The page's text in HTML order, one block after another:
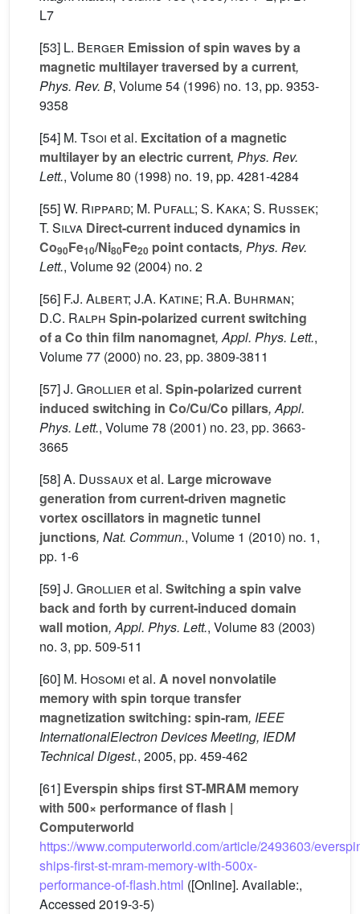
L7
[53] L. Berger Emission of spin waves by a
magnetic multilayer traversed by a current,
Phys. Rev. B, Volume 54 (1996) no. 13, pp. 9353-
9358
[54] M. Tsoi et al. Excitation of a magnetic
multilayer by an electric current, Phys. Rev.
Lett., Volume 80 (1998) no. 19, pp. 4281-4284
[55]W. Rippard; M. Pufall; S. Kaka; S. Russek;
T. Silva Direct-current induced dynamics in
Co90Fe10/Ni80Fe20 point contacts, Phys. Rev.
Lett., Volume 92 (2004) no. 2
[56] F.J. Albert; J.A. Katine; R.A. Buhrman;
D.C. Ralph Spin-polarized current switching
of a Co thin film nanomagnet, Appl. Phys. Lett.,
Volume 77 (2000) no. 23, pp. 3809-3811
[57]J. Grollier et al. Spin-polarized current
induced switching in Co/Cu/Co pillars, Appl.
Phys. Lett., Volume 78 (2001) no. 23, pp. 3663-
3665
[58]A. Dussauxet al. Large microwave
generation from current-driven magnetic
vortex oscillators in magnetic tunnel
junctions, Nat. Commun., Volume 1 (2010) no. 1,
pp. 1-6
[59]J. Grollier et al. Switching a spin valve
back and forth by current-induced domain
wall motion, Appl. Phys. Lett., Volume 83 (2003)
no. 3, pp. 509-511
[60] M. Hosomi et al. A novel nonvolatile
memory with spin torque transfer
magnetization switching: spin-ram, IEEE
InternationalElectron Devices Meeting, IEDM
Technical Digest., 2005, pp. 459-462
[61] Everspin ships first ST-MRAM memory
with 500× performance of flash |
Computerworld
https://www.computerworld.com/article/2493603/
ships-first-st-mram-memory-with-500x-
performance-of-flash.html ([Online]. Available:,
Accessed 2019-3-5)